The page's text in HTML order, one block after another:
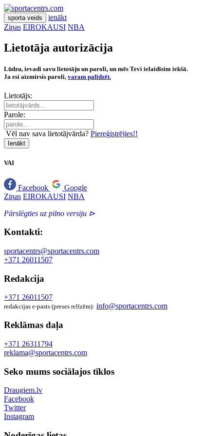
sporta veids
ienākt
Ziņas EIROKAUSI NBA
Lietotāja autorizācija
Lūdzu, ievadi savu lietotāju un paroli, un mēs Tevi ielaidīsim iekšā.
Ja esi aizmirsis paroli, varam palīdzēt.
Lietotājs:
Parole:
Vēl nav sava lietotājvārda? Piereģistrējies!!
Ienākt
VAI
Facebook
Google
Ziņas EIROKAUSI NBA
Pārslēgties uz pilno versiju ⊳
Kontakti:
sportacentrs@sportacentrs.com
+371 26011507
Redakcija
+371 26011507
redakcijas e-pasts (preses relīzēm): info@sportacentrs.com
Reklāmas daļa
+371 26311794
reklama@sportacentrs.com
Seko mums sociālajos tīklos
Draugiem.lv
Facebook
Twitter
Instagram